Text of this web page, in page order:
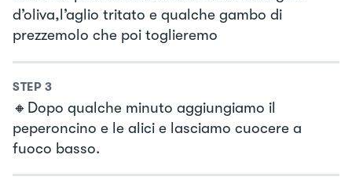
d’oliva,l’aglio tritato e qualche gambo di
prezzemolo che poi toglieremo
STEP 3
🔸Dopo qualche minuto aggiungiamo il
peperoncino e le alici e lasciamo cuocere a
fuoco basso.